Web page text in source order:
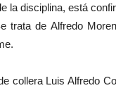
la disciplina, está
trata de Alfredo
collera Luis Alfredo